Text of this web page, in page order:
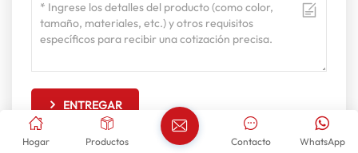
ENTREGAR
Hogar Productos WhatsApp
Contacto